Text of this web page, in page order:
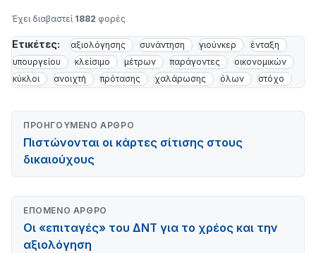
Έχει διαβαστεί 1882 φορές
Ετικέτες: αξιολόγησης συνάντηση γιούνκερ
ένταξη
υπουργείου
κλείσιμο μέτρων παράγοντες
οικονομικών
κύκλοι
ανοιχτή πρότασης χαλάρωσης όλων στόχο
ΠΡΟΗΓΟΎΜΕΝΟ ΆΡΘΡΟ
Πιστώνονται οι κάρτες σίτισης στους
δικαιούχους
ΕΠΌΜΕΝΟ ΆΡΘΡΟ
Οι «επιταγές» του ΔΝΤ για το χρέος και την
αξιολόγηση